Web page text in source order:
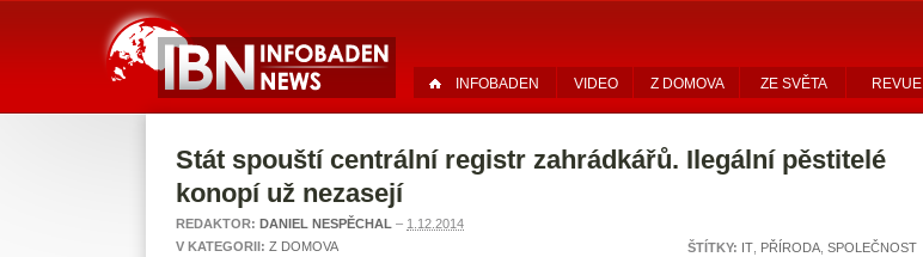
INFOBADEN VIDEO Z DOMOVA ZE SVĚTA REVUE
Stát spouští centrální registr zahrádkářů. Ilegální pěstitelé
konopí už nezasejí
REDAKTOR: DANIEL NESPĚCHAL – 1.12.2014
ŠTÍTKY: IT PŘÍRODA SPOLEČNOST
V KATEGORII: Z DOMOVA